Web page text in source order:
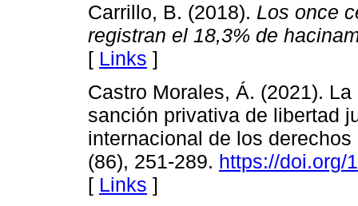
Carrillo, B. (2018). Los once
registran el 18,3% de
[ Links ]
Castro Morales, Á. (2021).
sanción privativa de libertad
internacional de los
(86), 251-289. https://doi.org/
[ Links ]